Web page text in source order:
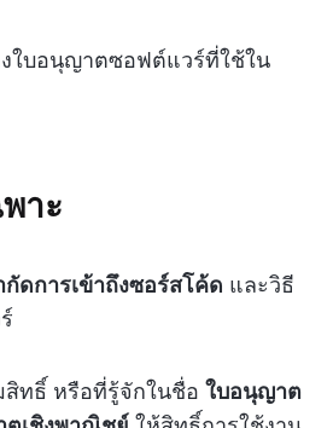
ใบอนุญาตซอฟต์แวร์ที่ใช้ใน
าะ
กัดการเข้าถึงซอร์สโค้ด และวิธี
ทธิ์ หรือที่รู้จักในชื่อ ใบอนุญาต